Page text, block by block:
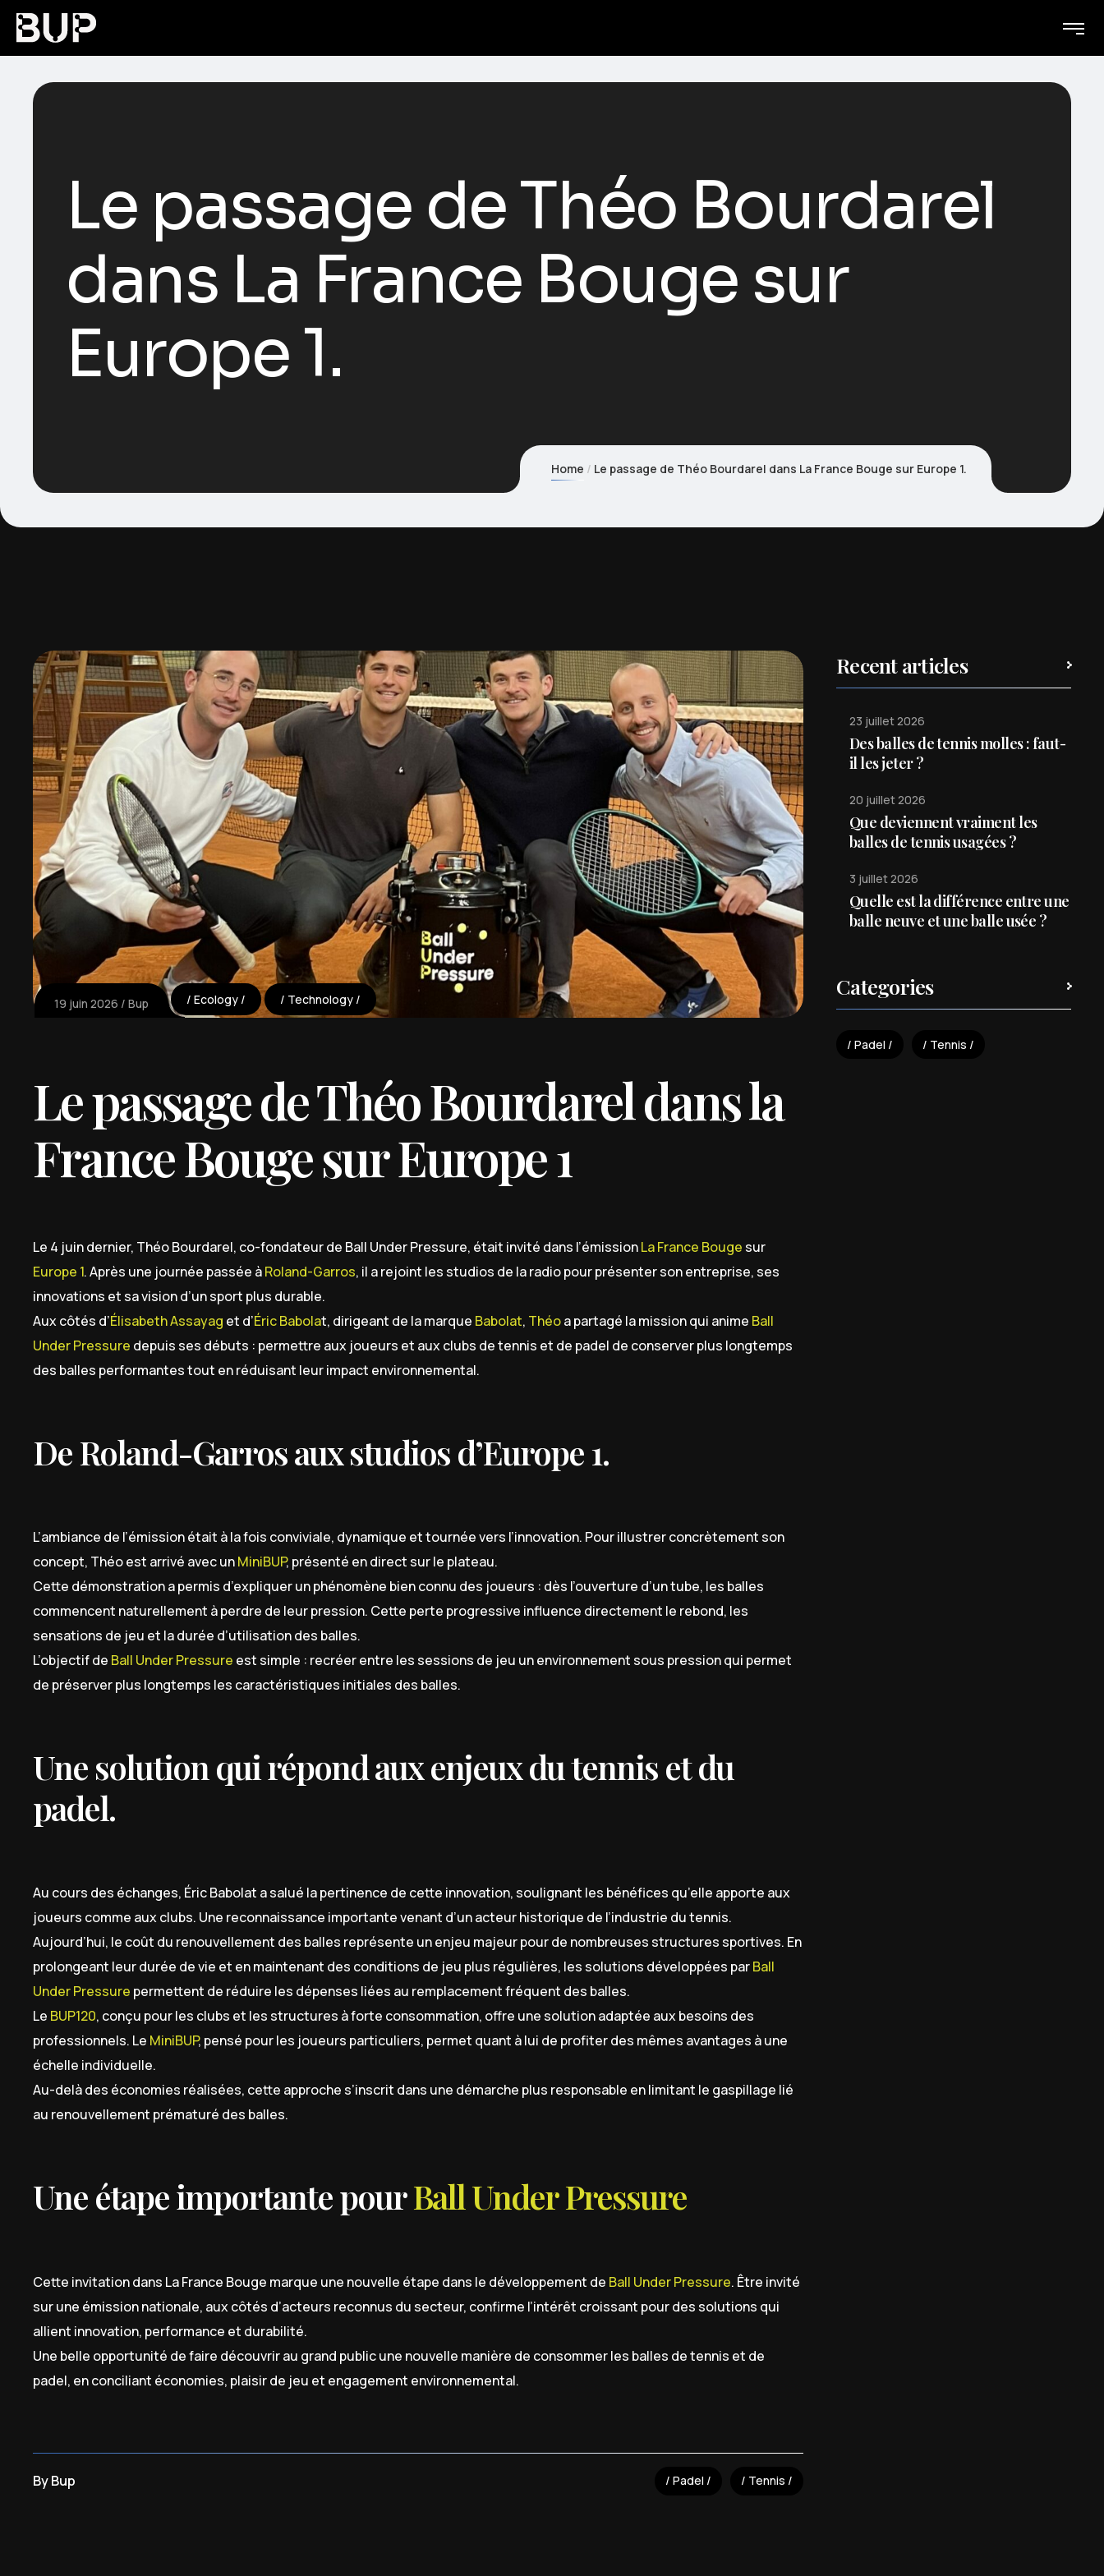
Le passage de Théo Bourdarel
dans La France Bouge sur
Europe 1.
Home Le passage de Théo Bourdarel dans La France Bouge sur Europe 1.
19 juin 2026 Bup Ecology Technology
Le passage de Théo Bourdarel dans la
France Bouge sur Europe 1
Le 4 juin dernier, Théo Bourdarel, co-fondateur de Ball Under Pressure, était invité dans l’émissionLa France Bouge sur
Europe 1. Après une journée passée àRoland-Garros, il a rejoint les studios de la radio pour présenter son entreprise, ses
innovations et sa vision d’un sport plus durable.
Aux côtés d’Élisabeth Assayag et d’Éric Babolat, dirigeant de la marque Babolat, Théoa partagé la mission qui anime Ball
Under Pressure depuis ses débuts : permettre aux joueurs et aux clubs de tennis et de padel de conserver plus longtemps
des balles performantes tout en réduisant leur impact environnemental.
De Roland-Garros aux studios d’Europe 1.
L’ambiance de l’émission était à la fois conviviale, dynamique et tournée vers l’innovation. Pour illustrer concrètement son
concept, Théo est arrivé avec unMiniBUP, présenté en direct sur le plateau.
Cette démonstration a permis d’expliquer un phénomène bien connu des joueurs : dès l’ouverture d’un tube, les balles
commencent naturellement à perdre de leur pression. Cette perte progressive influence directement le rebond, les
sensations de jeu et la durée d’utilisation des balles.
L’objectif de Ball Under Pressure est simple : recréer entre les sessions de jeu un environnement sous pression qui permet
de préserver plus longtemps les caractéristiques initiales des balles.
Une solution qui répond aux enjeux du tennis et du
padel.
Au cours des échanges, Éric Babolat a salué la pertinence de cette innovation, soulignant les bénéfices qu’elle apporte aux
joueurs comme aux clubs. Une reconnaissance importante venant d’un acteur historique de l’industrie du tennis.
Aujourd’hui, le coût du renouvellement des balles représente un enjeu majeur pour de nombreuses structures sportives. En
prolongeant leur durée de vie et en maintenant des conditions de jeu plus régulières, les solutions développées parBall
Under Pressure permettent de réduire les dépenses liées au remplacement fréquent des balles.
Le BUP120, conçu pour les clubs et les structures à forte consommation, offre une solution adaptée aux besoins des
professionnels. Le MiniBUP, pensé pour les joueurs particuliers, permet quant à lui de profiter des mêmes avantages à une
échelle individuelle.
Au-delà des économies réalisées, cette approche s’inscrit dans une démarche plus responsable en limitant le gaspillage lié
au renouvellement prématuré des balles.
Une étape importante pourBall Under Pressure
Cette invitation dans La France Bouge marque une nouvelle étape dans le développement de Ball Under Pressure. Être invité
sur une émission nationale, aux côtés d’acteurs reconnus du secteur, confirme l’intérêt croissant pour des solutions qui
allient innovation, performance et durabilité.
Une belle opportunité de faire découvrir au grand public une nouvelle manière de consommer les balles de tennis et de
padel, en conciliant économies, plaisir de jeu et engagement environnemental.
ByBup Padel Tennis
Recent articles
Des balles de tennis molles : faut-
il les jeter ?
23 juillet 2026
Que deviennent vraiment les
balles de tennis usagées ?
20 juillet 2026
Quelle est la différence entre une
balle neuve et une balle usée ?
3 juillet 2026
Categories
Padel Tennis